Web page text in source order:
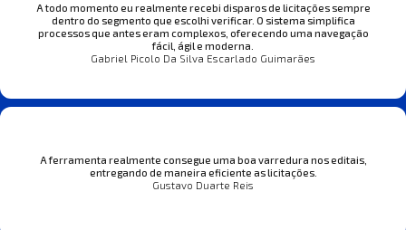
A todo momento eu realmente recebi disparos de licitações sempre
dentro do segmento que escolhi verificar. O sistema simplifica
processos que antes eram complexos, oferecendo uma navegação
fácil, ágil e moderna.
Gabriel Picolo Da Silva Escarlado Guimarães
A ferramenta realmente consegue uma boa varredura nos editais,
entregando de maneira eficiente as licitações.
Gustavo Duarte Reis